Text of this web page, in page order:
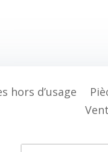
hors d’usage